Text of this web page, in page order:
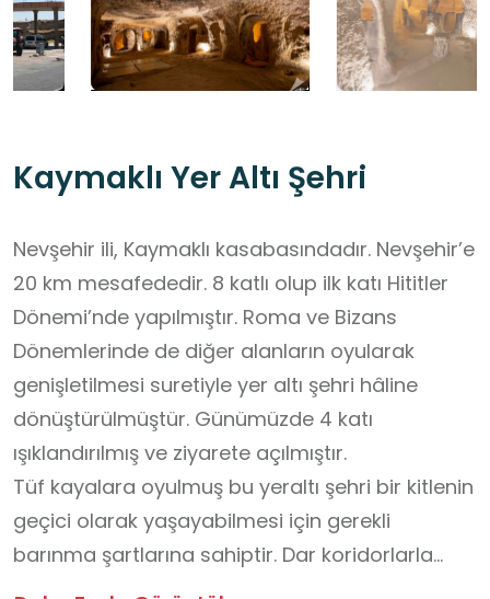
Kaymaklı Yer Altı Şehri
Nevşehir ili, Kaymaklı kasabasındadır. Nevşehir’e
20 km mesafededir. 8 katlı olup ilk katı Hititler
Dönemi’nde yapılmıştır. Roma ve Bizans
Dönemlerinde de diğer alanların oyularak
genişletilmesi suretiyle yer altı şehri hâline
dönüştürülmüştür. Günümüzde 4 katı
ışıklandırılmış ve ziyarete açılmıştır.
Tüf kayalara oyulmuş bu yeraltı şehri bir kitlenin
geçici olarak yaşayabilmesi için gerekli
barınma şartlarına sahiptir. Dar koridorlarla
birbirine bağlanan oda ve salonlar, şarap